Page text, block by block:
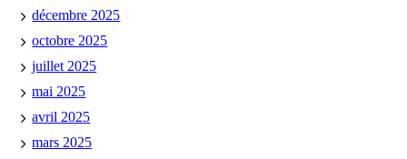
décembre 2025
octobre 2025
juillet 2025
mai 2025
avril 2025
mars 2025